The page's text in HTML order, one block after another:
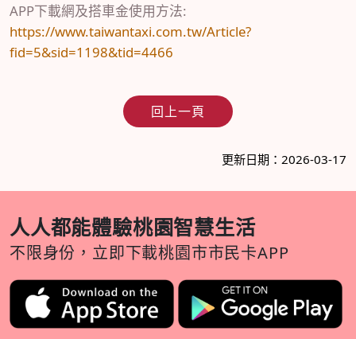
APP下載網及搭車金使用方法:
https://www.taiwantaxi.com.tw/Article?
fid=5&sid=1198&tid=4466
回上一頁
更新日期：2026-03-17
人人都能體驗桃園智慧生活
不限身份，立即下載桃園市市民卡APP